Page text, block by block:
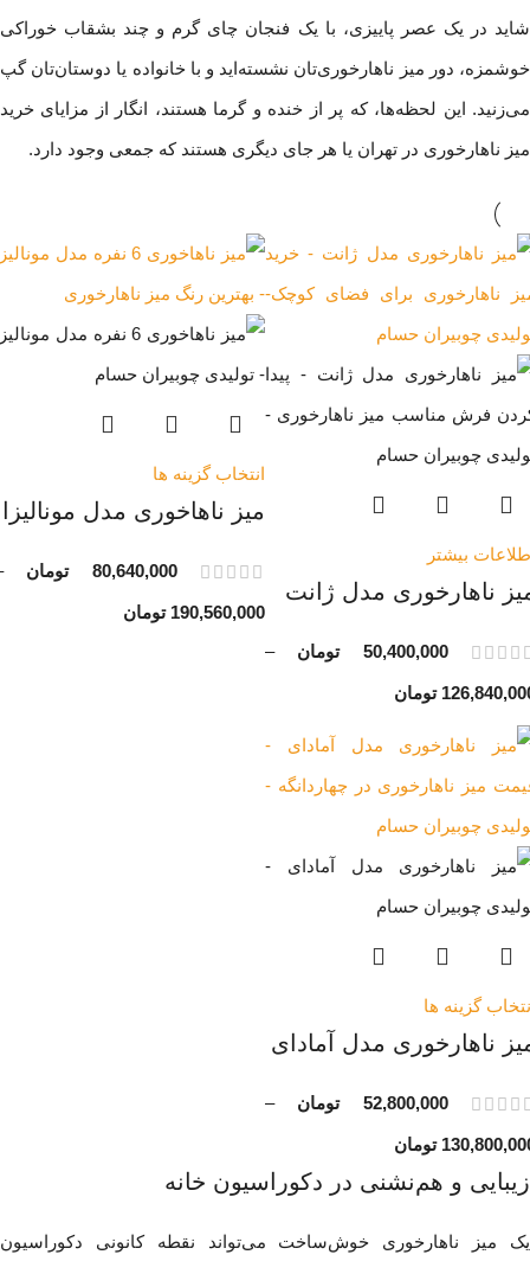
شاید در یک عصر پاییزی، با یک فنجان چای گرم و چند بشقاب خوراکی
خوشمزه، دور میز ناهارخوری‌تان نشسته‌اید و با خانواده یا دوستان‌تان گپ
می‌زنید. این لحظه‌ها، که پر از خنده و گرما هستند، انگار از مزایای خرید
میز ناهارخوری در تهران یا هر جای دیگری هستند که جمعی وجود دارد.
بیشتر
ناهارخوری مدل ژانت
50,400,000 تومان –
تومان
انتخاب گزینه ها
میز ناهاخوری مدل مونالیزا
80,640,000 تومان
190,560,000 تومان
گزینه ها
ناهارخوری مدل آمادای
52,800,000 تومان –
تومان
زیبایی و هم‌نشنی در دکوراسیون خانه
یک میز ناهارخوری خوش‌ساخت می‌تواند نقطه کانونی دکوراسیون